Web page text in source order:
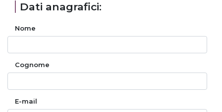
Dati anagrafici:
Nome
Cognome
E-mail